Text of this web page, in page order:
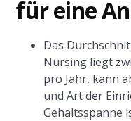
für eine
Das
Nursing liegt
pro Jahr, kann
und Art der
Gehaltsspanne